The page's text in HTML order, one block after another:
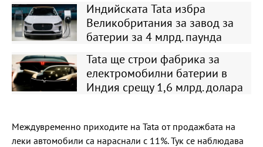
Индийската Tata избра
Великобритания за завод за
батерии за 4 млрд. паунда
Tata ще строи фабрика за
електромобилни батерии в
Индия срещу 1,6 млрд. долара
Междувременно приходите на Tata от продажбата на
леки автомобили са нараснали с 11%. Тук се наблюдава